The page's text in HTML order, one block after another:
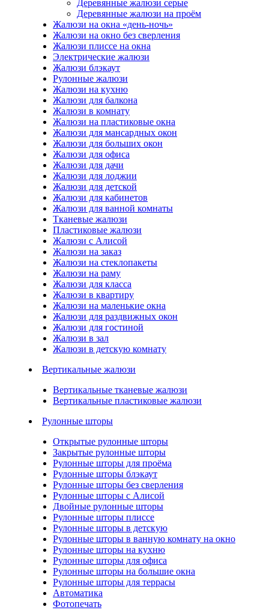
Деревянные жалюзи серые
Деревянные жалюзи на проём
Жалюзи на окна «день-ночь»
Жалюзи на окно без сверления
Жалюзи плиссе на окна
Электрические жалюзи
Жалюзи блэкаут
Рулонные жалюзи
Жалюзи на кухню
Жалюзи для балкона
Жалюзи в комнату
Жалюзи на пластиковые окна
Жалюзи для мансардных окон
Жалюзи для больших окон
Жалюзи для офиса
Жалюзи для дачи
Жалюзи для лоджии
Жалюзи для детской
Жалюзи для кабинетов
Жалюзи для ванной комнаты
Тканевые жалюзи
Пластиковые жалюзи
Жалюзи с Алисой
Жалюзи на заказ
Жалюзи на стеклопакеты
Жалюзи на раму
Жалюзи для класса
Жалюзи в квартиру
Жалюзи на маленькие окна
Жалюзи для раздвижных окон
Жалюзи для гостиной
Жалюзи в зал
Жалюзи в детскую комнату
Вертикальные жалюзи
Вертикальные тканевые жалюзи
Вертикальные пластиковые жалюзи
Рулонные шторы
Открытые рулонные шторы
Закрытые рулонные шторы
Рулонные шторы для проёма
Рулонные шторы блэкаут
Рулонные шторы без сверления
Рулонные шторы с Алисой
Двойные рулонные шторы
Рулонные шторы плиссе
Рулонные шторы в детскую
Рулонные шторы в ванную комнату на окно
Рулонные шторы на кухню
Рулонные шторы для офиса
Рулонные шторы на большие окна
Рулонные шторы для террасы
Автоматика
Фотопечать